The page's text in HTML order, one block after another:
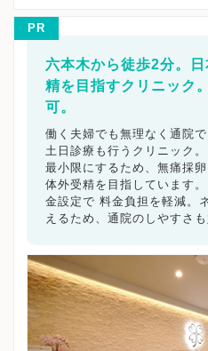
PR
六本木から徒歩2分。
精を目指すクリニック
可。
働く夫婦でも無理なく通院
土日診療も行うクリニック
最小限にするため、無痛採
体外受精を目指しています
金設定で 料金負担を軽減。
えるため、通院のしやすさも